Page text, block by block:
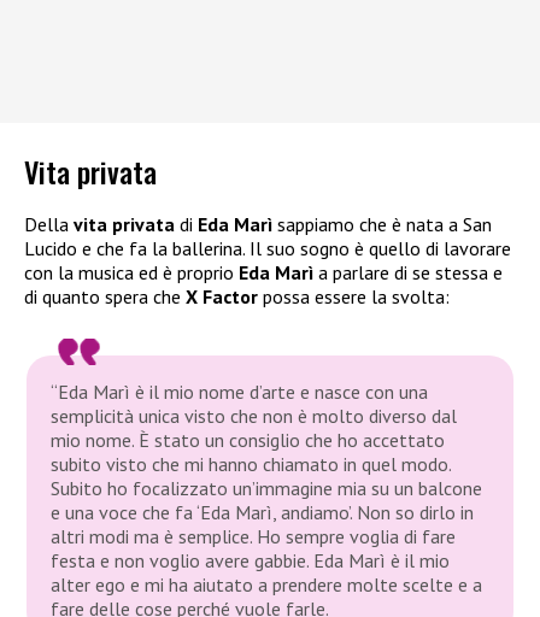
Vita privata
Della vita privata di Eda Marì sappiamo che è nata a San
Lucido e che fa la ballerina. Il suo sogno è quello di lavorare
con la musica ed è proprio Eda Marì a parlare di se stessa e
di quanto spera che X Factor possa essere la svolta:
“Eda Marì è il mio nome d’arte e nasce con una
semplicità unica visto che non è molto diverso dal
mio nome. È stato un consiglio che ho accettato
subito visto che mi hanno chiamato in quel modo.
Subito ho focalizzato un’immagine mia su un balcone
e una voce che fa ‘Eda Marì, andiamo’. Non so dirlo in
altri modi ma è semplice. Ho sempre voglia di fare
festa e non voglio avere gabbie. Eda Marì è il mio
alter ego e mi ha aiutato a prendere molte scelte e a
fare delle cose perché vuole farle.